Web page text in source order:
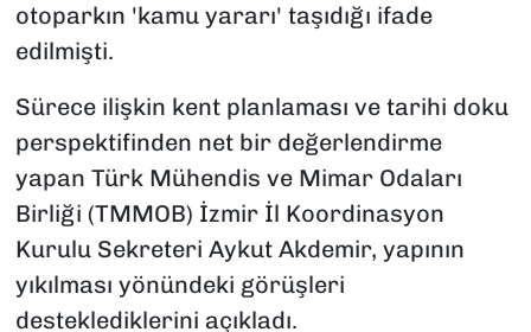
otoparkın 'kamu yararı' taşıdığı ifade
edilmişti.
Sürece ilişkin kent planlaması ve tarihi doku
perspektifinden net bir değerlendirme
yapan Türk Mühendis ve Mimar Odaları
Birliği (TMMOB) İzmir İl Koordinasyon
Kurulu Sekreteri Aykut Akdemir, yapının
yıkılması yönündeki görüşleri
desteklediklerini açıkladı.